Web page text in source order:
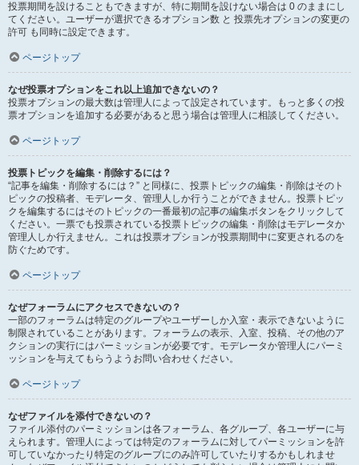
投票期間を設けることもできますが、特に期間を設けない場合は 0 のままにし
てください。ユーザーが選択できるオプション数 と 投票先オプションの変更の
許可 も同時に設定できます。
ページトップ
なぜ投票オプションをこれ以上追加できないの？
投票オプションの最大数は管理人によって設定されています。もっと多くの投
票オプションを追加する必要があると思う場合は管理人に相談してください。
ページトップ
投票トピックを編集・削除するには？
“記事を編集・削除するには？” と同様に、投票トピックの編集・削除はそのト
ピックの投稿者、モデレータ、管理人しか行うことができません。投票トピッ
クを編集するにはそのトピックの一番最初の記事の編集ボタンをクリックして
ください。一票でも投票されている投票トピックの編集・削除はモデレータか
管理人しか行えません。これは投票オプションが投票期間中に変更されるのを
防ぐためです。
ページトップ
なぜフォーラムにアクセスできないの？
一部のフォーラムは特定のグループやユーザーしか入室・表示できないように
制限されていることがあります。フォーラムの表示、入室、投稿、その他のア
クションの実行にはパーミッションが必要です。モデレータか管理人にパーミ
ッションを与えてもらうようお問い合わせください。
ページトップ
なぜファイルを添付できないの？
ファイル添付のパーミッションは各フォーラム、各グループ、各ユーザーに与
えられます。管理人によっては特定のフォーラムに対してパーミッションを許
可していなかったり特定のグループにのみ許可していたりするかもしれませ